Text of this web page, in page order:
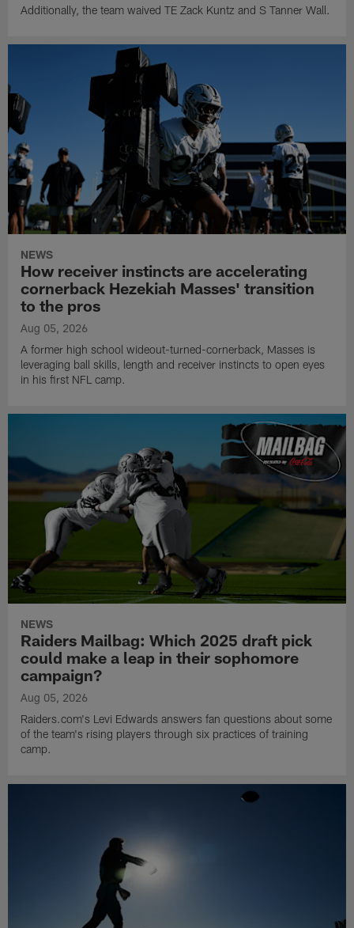
Additionally, the team waived TE Zack Kuntz and S Tanner Wall.
NEWS
How receiver instincts are accelerating
cornerback Hezekiah Masses' transition
to the pros
Aug 05, 2026
A former high school wideout-turned-cornerback, Masses is
leveraging ball skills, length and receiver instincts to open eyes
in his first NFL camp.
NEWS
Raiders Mailbag: Which 2025 draft pick
could make a leap in their sophomore
campaign?
Aug 05, 2026
Raiders.com's Levi Edwards answers fan questions about some
of the team's rising players through six practices of training
camp.